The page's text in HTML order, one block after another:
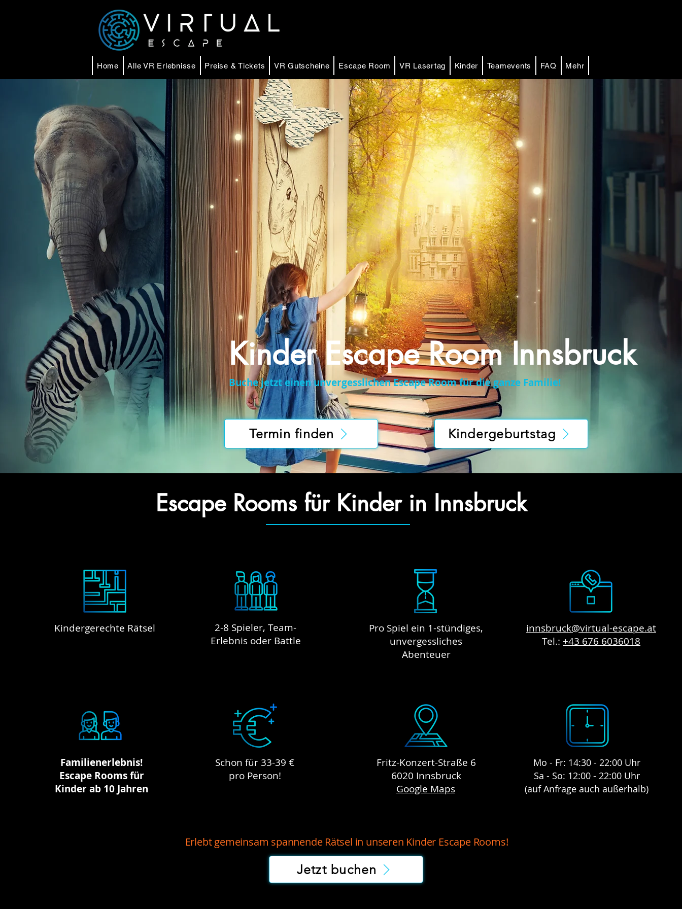
Home Alle VR Erlebnisse Preise & Tickets VR Gutscheine Escape Room VR Lasertag Kinder Teamevents FAQ Mehr
Kinder Escape Room Innsbruck
Buche jetzt einen unvergesslichen Escape Room für die ganze Familie!
Termin finden Kindergeburtstag
Escape Rooms für Kinder in Innsbruck
Kindergerechte Rätsel
2-8 Spieler, Team-
Erlebnis oder Battle
Pro Spiel ein 1-stündiges,
unvergessliches
Abenteuer
innsbruck@virtual-escape.at
Tel.: +43 676 6036018
Familienerlebnis!
Escape Rooms für
Kinder ab 10 Jahren
Schon für 33-39 €
pro Person!
TERMIN
Fritz-Konzert-Straße 6
6020 Innsbruck
Google Maps
Mo - Fr: 14:30 - 22:00 Uhr
Sa - So: 12:00 - 22:00 Uhr
(auf Anfrage auch außerhalb)
Erlebt gemeinsam spannende Rätsel in unseren Kinder Escape Rooms!
Jetzt buchen